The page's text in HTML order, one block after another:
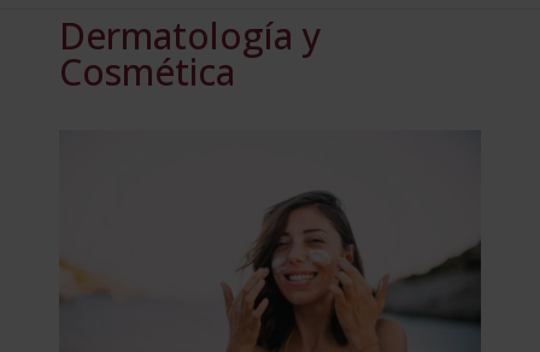
Dermatología y
Cosmética